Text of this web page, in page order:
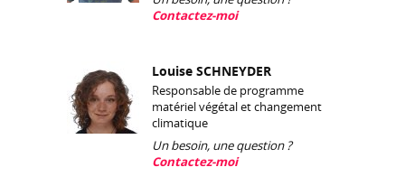
Contactez-moi
Louise SCHNEYDER
Responsable de programme
matériel végétal et changement
climatique
Un besoin, une question ?
Contactez-moi